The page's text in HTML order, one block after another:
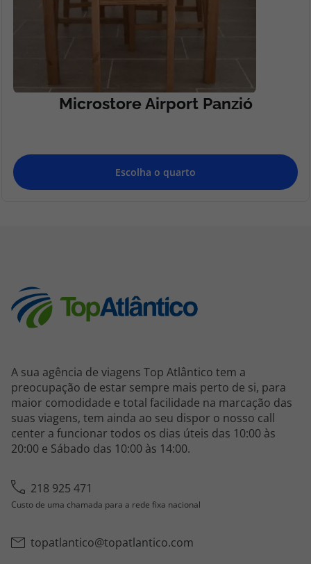
A sua agência de viagens Top Atlântico tem a
preocupação de estar sempre mais perto de si, para
maior comodidade e total facilidade na marcação das
suas viagens, tem ainda ao seu dispor o nosso call
center a funcionar todos os dias úteis das 10:00 às
20:00 e Sábado das 10:00 às 14:00.
218 925 471
Custo de uma chamada para a rede fixa nacional
topatlantico@topatlantico.com